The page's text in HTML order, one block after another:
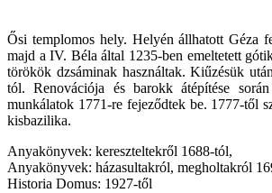
Ősi templomos hely. Helyén állhatott Géza
majd a IV. Béla által 1235-ben emeltetett
törökök dzsáminak használtak. Kiűzésük
tól. Renovációja és barokk átépítése
munkálatok 1771-re fejeződtek be. 1777-től
kisbazilika.
Anyakönyvek: kereszteltekről 1688-tól,
Anyakönyvek: házasultakról, megholtakról
Historia Domus: 1927-től